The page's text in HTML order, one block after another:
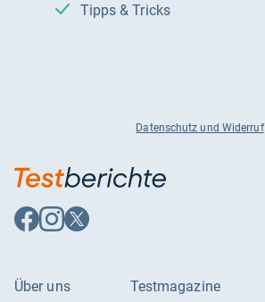
Tipps & Tricks
Datenschutz und Widerruf
Auf
Facebook
Auf
Instagram
Auf
X
Über uns Testmagazine